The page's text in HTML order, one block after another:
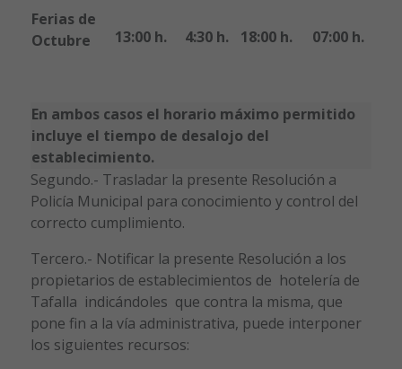
Ferias de
Octubre
13:00 h. 4:30 h. 18:00 h. 07:00 h.
En ambos casos el horario máximo permitido
incluye el tiempo de desalojo del
establecimiento.
Segundo.- Trasladar la presente Resolución a
Policía Municipal para conocimiento y control del
correcto cumplimiento.
Tercero.- Notificar la presente Resolución a los
propietarios de establecimientos de hotelería de
Tafalla indicándoles que contra la misma, que
pone fin a la vía administrativa, puede interponer
los siguientes recursos: